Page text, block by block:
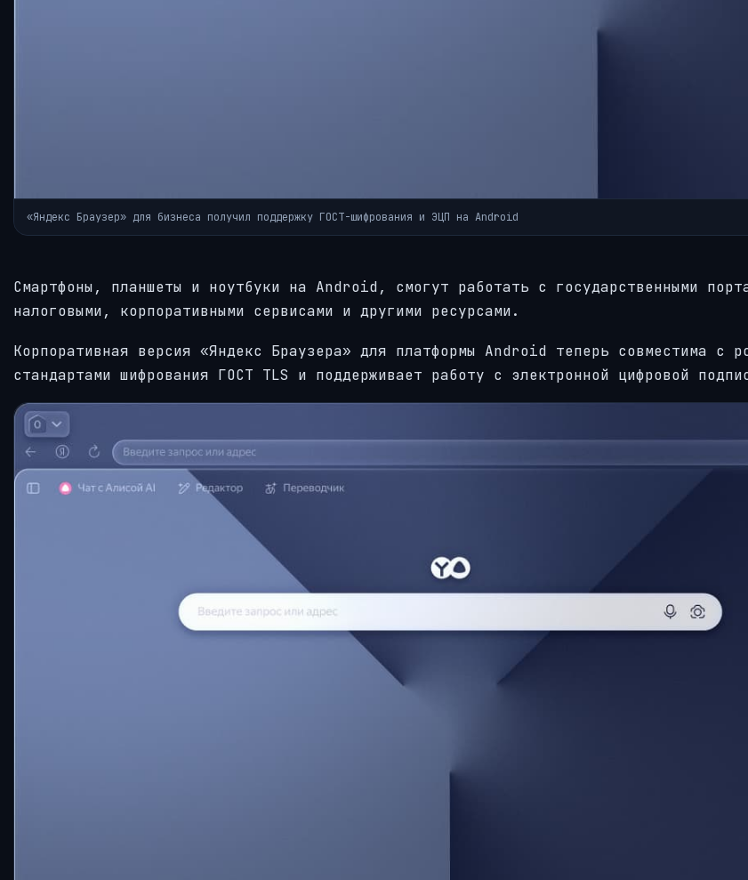
«Яндекс Браузер» для бизнеса получил поддержку ГОСТ-шифрования и ЭЦП на Android
Смартфоны, планшеты и ноутбуки на Android, смогут работать с государственными
налоговыми, корпоративными сервисами и другими ресурсами.
Корпоративная версия «Яндекс Браузера» для платформы Android теперь совместима с
стандартами шифрования ГОСТ TLS и поддерживает работу с электронной цифровой